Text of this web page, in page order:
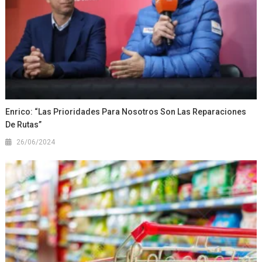
Enrico: “Las Prioridades Para Nosotros Son Las Reparaciones
De Rutas”
26/06/2024